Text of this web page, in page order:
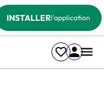
INSTALLERl'application